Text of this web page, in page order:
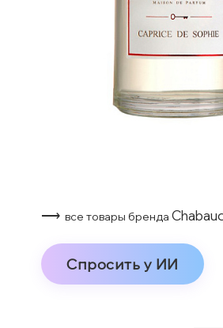
⟶ все товары бренда
Спросить у ИИ